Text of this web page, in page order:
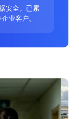
安全。已累
业客户。